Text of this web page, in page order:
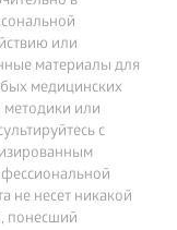
или
материалы для
медицинских
или
с
не несет никакой
понесший